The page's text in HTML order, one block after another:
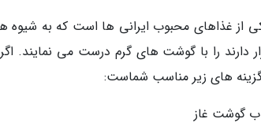
از غذاهای محبوب ایرانی ها است که به
دارند را با گوشت های گرم درست می نمایند.
های زیر مناسب شماست:
گوشت غاز